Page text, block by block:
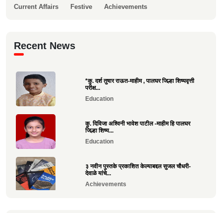
Current Affairs
Festive Achievements
Recent News
*कु. दर्श तुषार राऊत-माहीम , पालघर जिल्हा शिष्यवृत्ती
परीक्ष...
Education
कु. दिविजा अश्विनी भावेश पाटील -माहीम हि पालघर
जिल्हा शिष्य...
Education
३ नवीन पुस्तके प्रकाशित केल्याबद्दल सुजल चौधरी-
देवाळे यांचे...
Achievements